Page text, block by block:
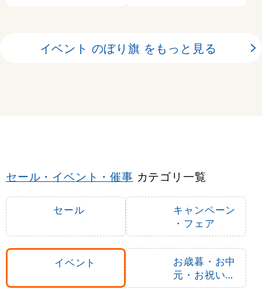
イベント のぼり旗 をもっと見る
セール・イベント・催事 カテゴリ一覧
セール
キャンペーン
・フェア
イベント
お歳暮・お中
元・お祝いギ
フト